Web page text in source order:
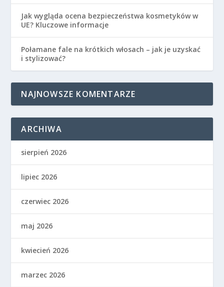
Jak wygląda ocena bezpieczeństwa kosmetyków w
UE? Kluczowe informacje
Połamane fale na krótkich włosach – jak je uzyskać
i stylizować?
NAJNOWSZE KOMENTARZE
ARCHIWA
sierpień 2026
lipiec 2026
czerwiec 2026
maj 2026
kwiecień 2026
marzec 2026